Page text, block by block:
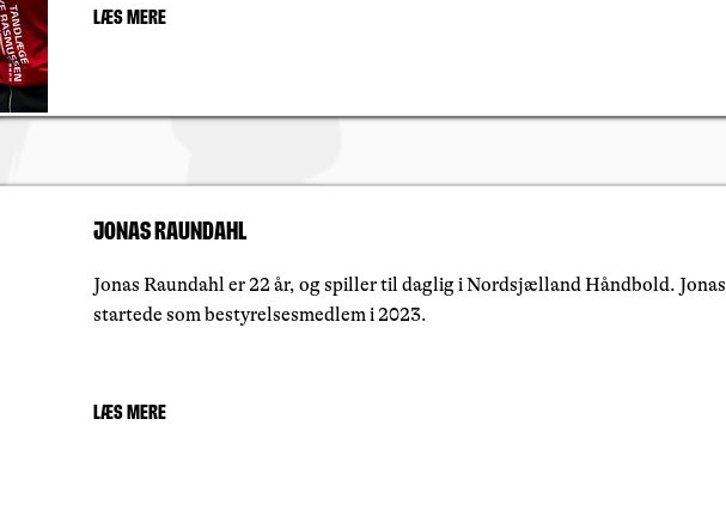
Læs mere
Jonas Raundahl
Jonas Raundahl er 22 år, og spiller til daglig i Nordsjælland Håndbold. Jonas
startede som bestyrelsesmedlem i 2023.
Læs mere